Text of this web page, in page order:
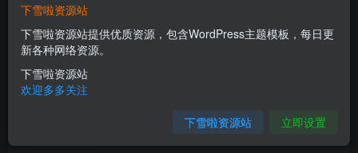
参考答案：B
©版权声明
下雪啦资源站
下雪啦资源站提供优质资源，包含WordPress主题模板，每日更
新各种网络资源。
下雪啦资源站
欢迎多多关注
下雪啦资源站 立即设置